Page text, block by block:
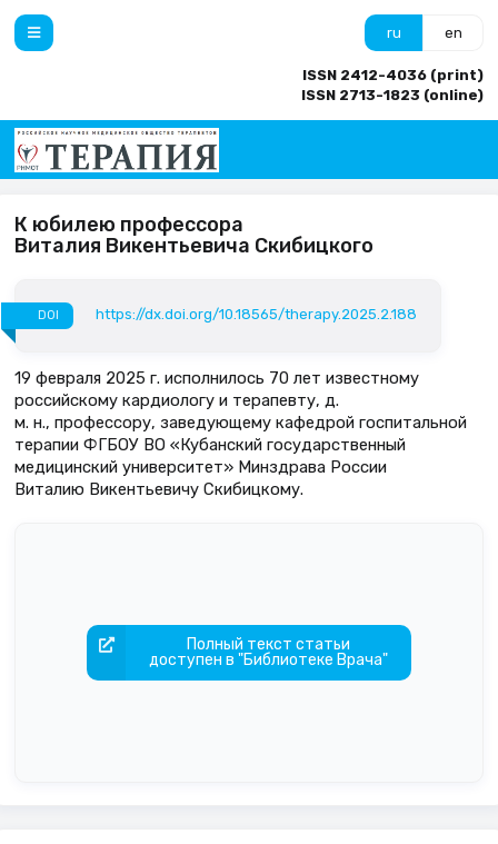
ru en
ISSN 2412-4036 (print)
ISSN 2713-1823 (online)
К юбилею профессора
Виталия Викентьевича Скибицкого
DOI https://dx.doi.org/10.18565/therapy.2025.2.188
19 февраля 2025 г. исполнилось 70 лет известному
российскому кардиологу и терапевту, д.
м. н., профессору, заведующему кафедрой госпитальной
терапии ФГБОУ ВО «Кубанский государственный
медицинский университет» Минздрава России
Виталию Викентьевичу Скибицкому.
Полный текст статьи
доступен в "Библиотеке Врача"